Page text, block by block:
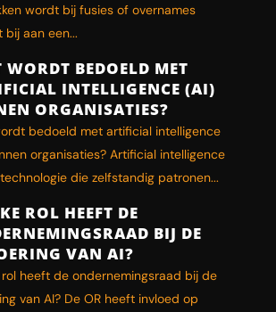
wordt bij fusies of overnames
bij aan een...
WORDT BEDOELD MET
INTELLIGENCE (AI)
ORGANISATIES?
bedoeld met artificial intelligence
organisaties? Artificial intelligence
die zelfstandig patronen...
ROL HEEFT DE
BIJ DE
VAN AI?
rol heeft de ondernemingsraad bij de
van AI? De OR heeft invloed op